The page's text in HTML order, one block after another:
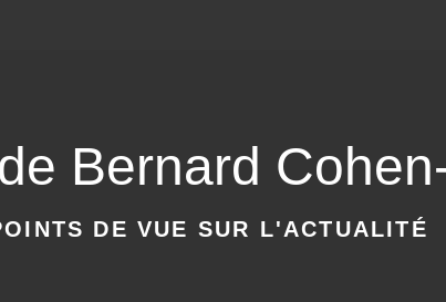
Bernard
DE VUE SUR L'ACTUALITÉ